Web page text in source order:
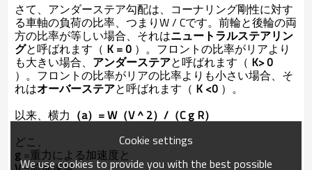
さて、アンダーステア勾配は、コーナリング剛性に対す
る車軸の負荷の比率、つまりW / Cです。前輪と後輪の両
方の比率が等しい場合、それはニュートラルステアリン
グと呼ばれます（ K = 0 ）。フロントの比率がリアより
も大きい場合、 アンダーステアと呼ばれます（ K> 0
）。フロントの比率がリアの比率よりも小さい場合、そ
れはオーバーステアと呼ばれます（ K <0 ）。
以来、横力 （a）= W（V ^ 2）/（C g R）
どこ、
g =重力による加速度と
Cookie settings
We use cookies to provide you with the best possible